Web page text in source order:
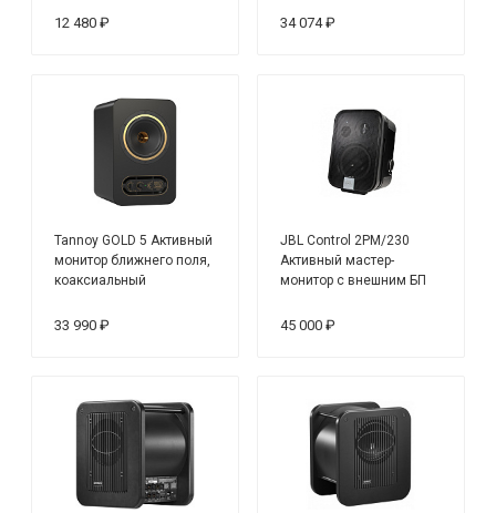
12 480 ₽ 34 074 ₽
Tannoy GOLD 5 Активный
монитор ближнего поля,
коаксиальный
33 990 ₽
JBL Control 2PM/230
Активный мастер-
монитор с внешним БП
45 000 ₽